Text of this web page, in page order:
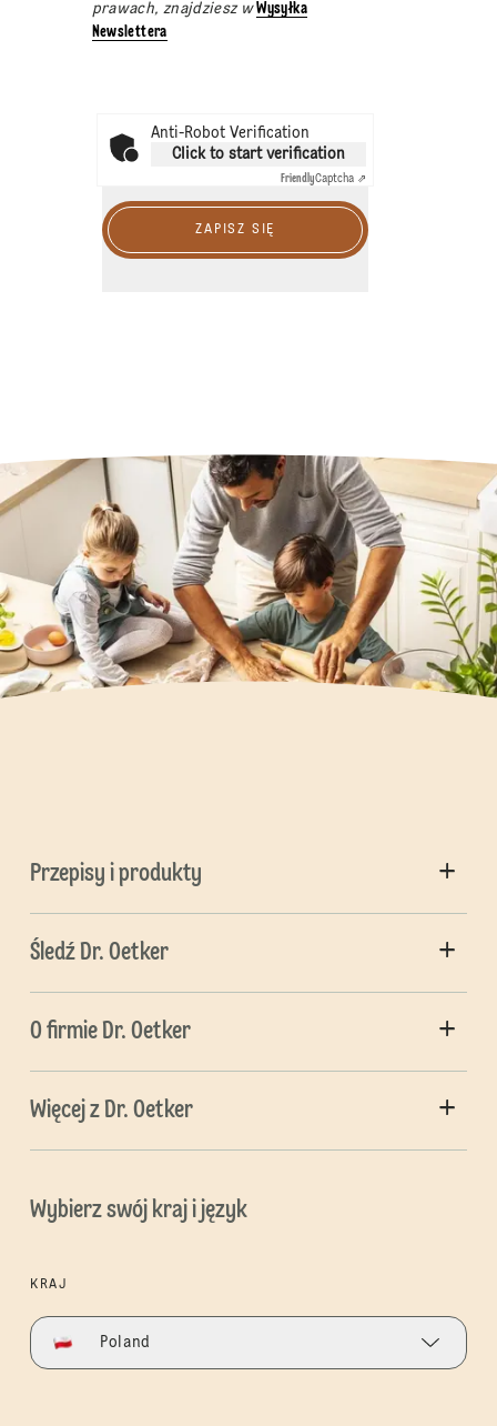
prawach, znajdziesz wWysyłka
Newslettera
Anti-Robot Verification
Click to start verification
FriendlyCaptcha ⇗
ZAPISZ SIĘ
Przepisy i produkty
Śledź Dr. Oetker
O firmie Dr. Oetker
Więcej z Dr. Oetker
Wybierz swój kraj i język
KRAJ
Poland